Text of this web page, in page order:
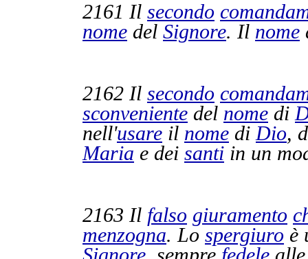
2161 Il secondo
nome del Signore. Il nome
2162 Il secondo
sconveniente del nome di
nell'usare il nome di Dio,
Maria e dei santi in un
2163 Il falso giuramento
menzogna. Lo spergiuro è